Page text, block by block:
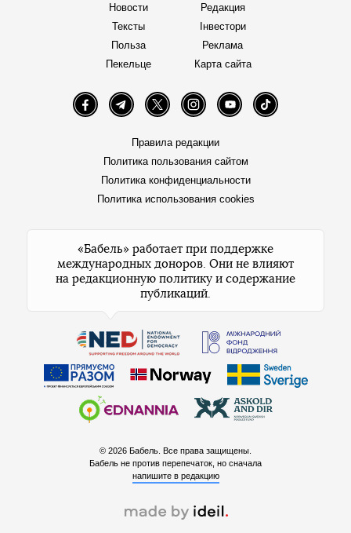
Новости
Тексты
Польза
Пекельце
Редакция
Інвестори
Реклама
Карта сайта
FacebookTelegramTwitter InstagramYouTube TikTok
Правила редакции
Политика пользования сайтом
Политика конфиденциальности
Политика использования cookies
«Бабель» работает при поддержке
международных доноров. Они не влияют
на редакционную политику и содержание
публикаций.
© 2026 Бабель. Все права защищены.
Бабель не против перепечаток, но сначала
напишите в редакцию